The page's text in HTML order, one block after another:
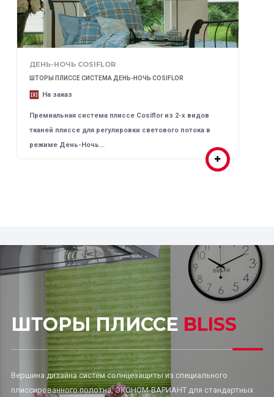
ДЕНЬ-НОЧЬ COSIFLOR
ШТОРЫ ПЛИССЕ СИСТЕМА ДЕНЬ-НОЧЬ COSIFLOR
На заказ
Премиальная система плиссе Cosiflor из 2-х видов
тканей плиссе для регулировки светового потока в
режиме День-Ночь...
ШТОРЫ ПЛИССЕ BLISS
Вершина дизайна систем солнцезащиты из специального
плиссированного полотна, ЭКОНОМ-ВАРИАНТ для стандартных